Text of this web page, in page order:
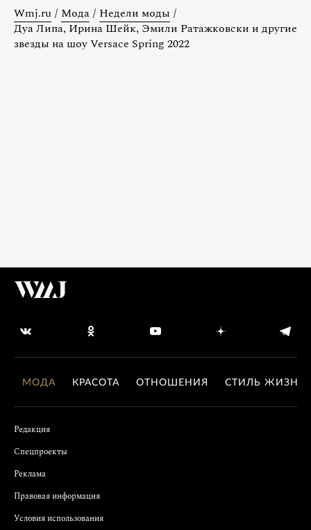
Wmj.ru / Мода / Недели моды /
Дуа Липа, Ирина Шейк, Эмили Ратажковски и другие
звезды на шоу Versace Spring 2022
МОДА КРАСОТА ОТНОШЕНИЯ СТИЛЬ ЖИЗНИ
Редакция
Спецпроекты
Реклама
Правовая информация
Условия использования